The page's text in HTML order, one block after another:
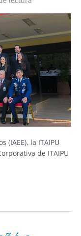
(IAEE), la ITAIPU
de ITAIPU